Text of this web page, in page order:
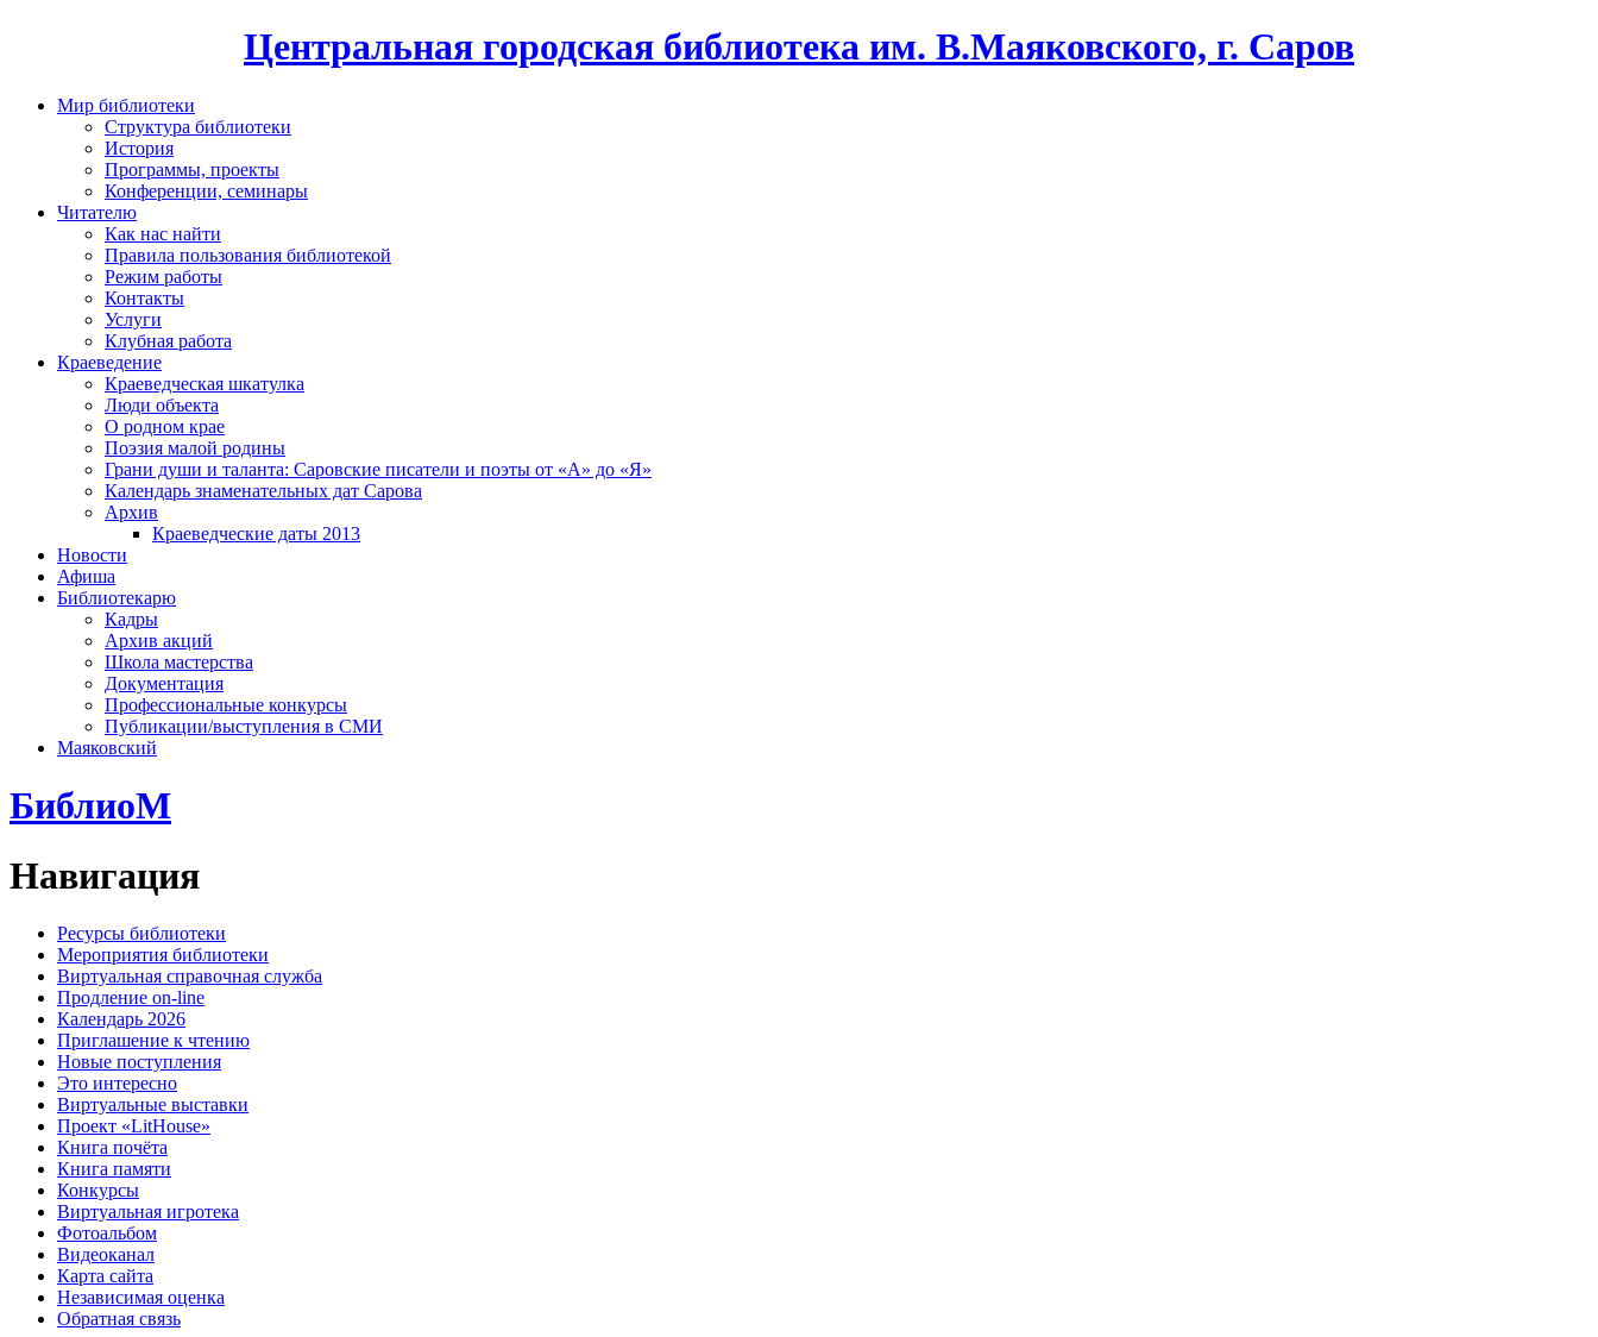
Центральная городская библиотека им. В.Маяковского, г. Саров
Мир библиотеки
Структура библиотеки
История
Программы, проекты
Конференции, семинары
Читателю
Как нас найти
Правила пользования библиотекой
Режим работы
Контакты
Услуги
Клубная работа
Краеведение
Краеведческая шкатулка
Люди объекта
О родном крае
Поэзия малой родины
Грани души и таланта: Саровские писатели и поэты от «А» до «Я»
Календарь знаменательных дат Сарова
Архив
Краеведческие даты 2013
Новости
Афиша
Библиотекарю
Кадры
Архив акций
Школа мастерства
Документация
Профессиональные конкурсы
Публикации/выступления в СМИ
Маяковский
БиблиоМ
Навигация
Ресурсы библиотеки
Мероприятия библиотеки
Виртуальная справочная служба
Продление on-line
Календарь 2026
Приглашение к чтению
Новые поступления
Это интересно
Виртуальные выставки
Проект «LitHouse»
Книга почёта
Книга памяти
Конкурсы
Виртуальная игротека
Фотоальбом
Видеоканал
Карта сайта
Независимая оценка
Обратная связь